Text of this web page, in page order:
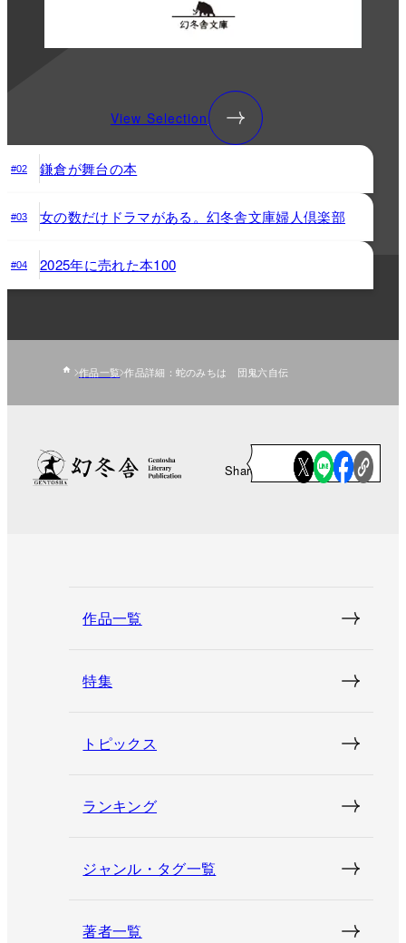
View Selection
#02 鎌倉が舞台の本
#03 女の数だけドラマがある。幻冬舎文庫婦人倶楽部
#04 2025年に売れた本100
作品一覧 作品詳細：蛇のみちは 団鬼六自伝
Share
作品一覧
特集
トピックス
ランキング
ジャンル・タグ一覧
著者一覧